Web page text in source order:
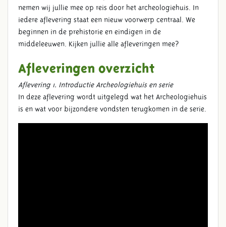
nemen wij jullie mee op reis door het archeologiehuis. In
iedere aflevering staat een nieuw voorwerp centraal. We
beginnen in de prehistorie en eindigen in de
middeleeuwen. Kijken jullie alle afleveringen mee?
Afleveringen overzicht
Aflevering 1. Introductie Archeologiehuis en serie
In deze aflevering wordt uitgelegd wat het Archeologiehuis
is en wat voor bijzondere vondsten terugkomen in de serie.